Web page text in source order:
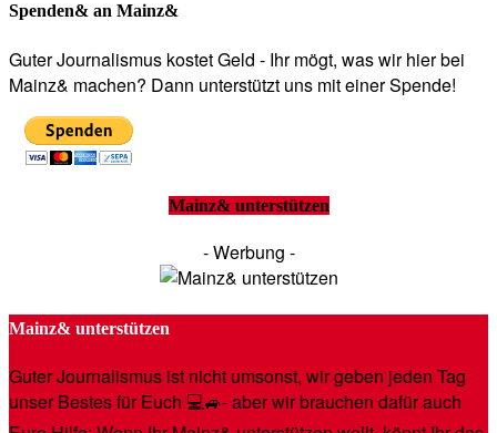
Spenden& an Mainz&
Guter Journalismus kostet Geld - Ihr mögt, was wir hier bei
Mainz& machen? Dann unterstützt uns mit einer Spende!
Mainz& unterstützen
- Werbung -
Mainz& unterstützen
Guter Journalismus ist nicht umsonst, wir geben jeden Tag
unser Bestes für Euch 💻🚙- aber wir brauchen dafür auch